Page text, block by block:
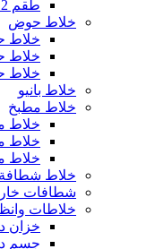
طقم 2 خلاط ومسطرة
خلاط حوض
خلاط
خلاط
خلاط بانيو
خلاط مطبخ
خلاط
خلاط
خلاط
خلاط شطافة
شطافات
خلاطات
خزان
جسم